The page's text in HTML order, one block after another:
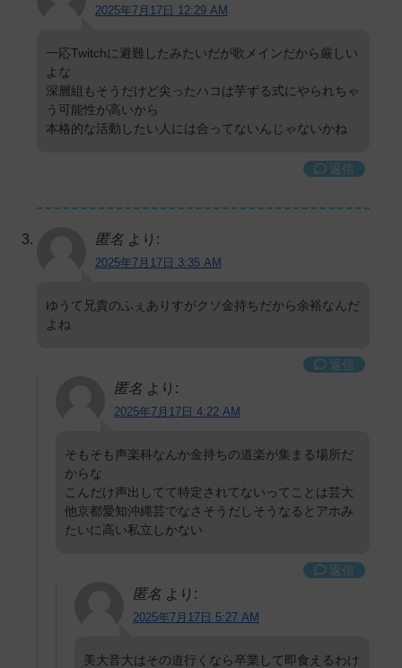
2025年7月17日 12:29 AM
一応Twitchに避難したみたいだが歌メインだから厳しい
よな
深層組もそうだけど尖ったハコは芋ずる式にやられちゃ
う可能性が高いから
本格的な活動したい人には合ってないんじゃないかね
返信
匿名 より:
2025年7月17日 3:35 AM
ゆうて兄貴のふぇありすがクソ金持ちだから余裕なんだ
よね
返信
匿名 より:
2025年7月17日 4:22 AM
そもそも声楽科なんか金持ちの道楽が集まる場所だ
からな
こんだけ声出してて特定されてないってことは芸大
他京都愛知沖縄芸でなさそうだしそうなるとアホみ
たいに高い私立しかない
返信
匿名 より:
2025年7月17日 5:27 AM
美大音大はその道行くなら卒業して即食えるわけ